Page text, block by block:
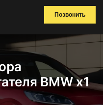
Позвонить
BMW x1